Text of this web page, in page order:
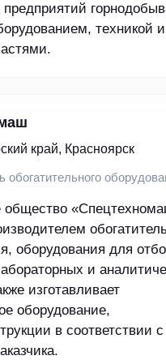
предприятий
техникой и
край, Красноярск
обогатительного
общество
оборудования для
и
изготавливает
оборудование,
в соответствии с